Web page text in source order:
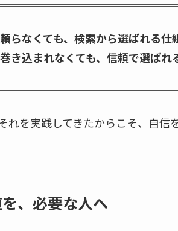
頼らなくても、検索から選ばれる仕
き込まれなくても、信頼で選ばれ
れを実践してきたからこそ、自信
、必要な人へ